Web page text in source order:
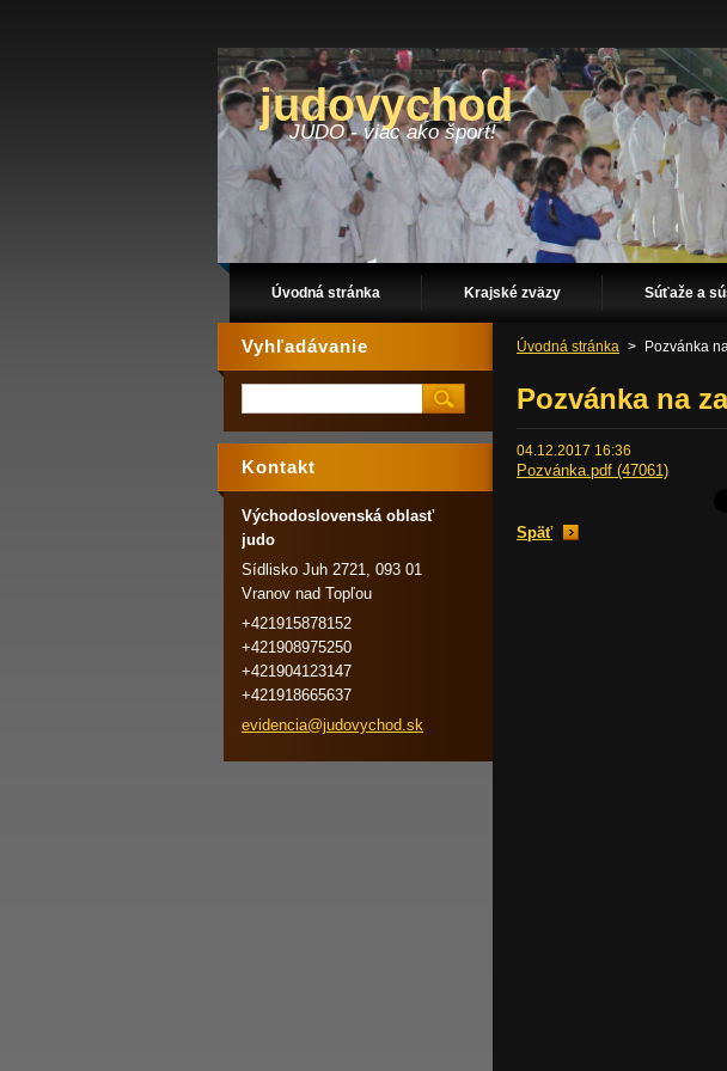
judovychod
JUDO - viac ako šport!
Úvodná stránka Krajské zväzy Súťaže a
Úvodná stránka > Pozvánka
Pozvánka na
04.12.2017 16:36
Pozvánka.pdf (47061)
Späť
Vyhľadávanie
Kontakt
Východoslovenská oblasť
judo
Sídlisko Juh 2721, 093 01
Vranov nad Topľou
+421915878152
+421908975250
+421904123147
+421918665637
evidencia@judovychod.sk